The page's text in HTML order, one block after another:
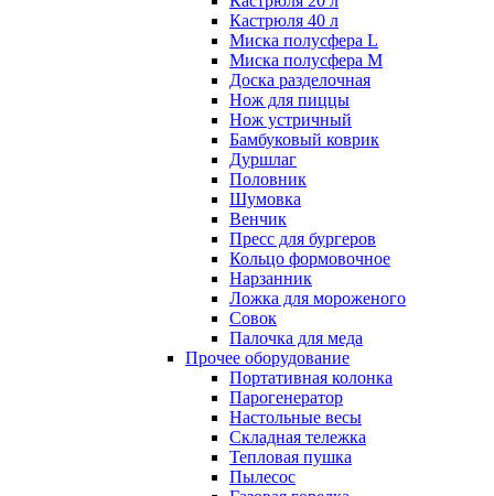
Кастрюля 40 л
Миска полусфера L
Миска полусфера M
Доска разделочная
Нож для пиццы
Нож устричный
Бамбуковый коврик
Дуршлаг
Половник
Шумовка
Венчик
Пресс для бургеров
Кольцо формовочное
Нарзанник
Ложка для мороженого
Совок
Палочка для меда
Прочее оборудование
Портативная колонка
Парогенератор
Настольные весы
Складная тележка
Тепловая пушка
Пылесос